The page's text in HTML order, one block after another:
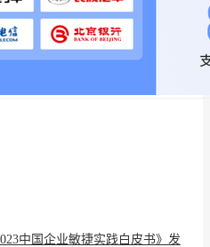
中国企业敏捷实践白皮书》发